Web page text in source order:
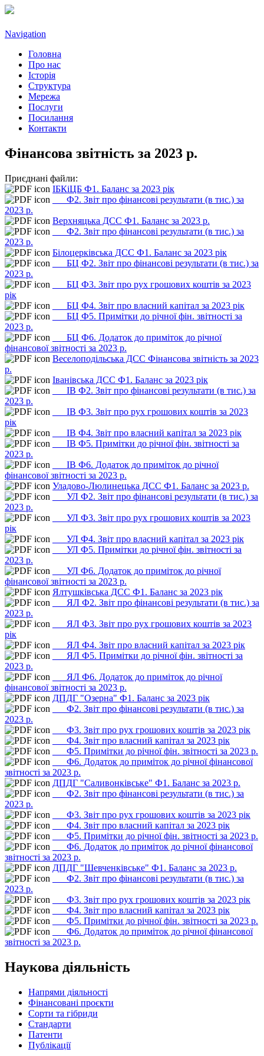
Navigation
Головна
Про нас
Історія
Структура
Мережа
Послуги
Посилання
Контакти
Фінансова звітність за 2023 р.
Приєднані файли:
ІБКіЦБ Ф1. Баланс за 2023 рік
___Ф2. Звіт про фінансові результати (в тис.) за
2023 р.
Верхняцька ДСС Ф1. Баланс за 2023 р.
___Ф2. Звіт про фінансові результати (в тис.) за
2023 р.
Білоцерківська ДСС Ф1. Баланс за 2023 рік
___БЦ Ф2. Звіт про фінансові результати (в тис.) за
2023 р.
___БЦ Ф3. Звіт про рух грошових коштів за 2023
рік
___БЦ Ф4. Звіт про власний капітал за 2023 рік
___БЦ Ф5. Примітки до річної фін. звітності за
2023 р.
___БЦ Ф6. Додаток до приміток до річної
фінансової звітності за 2023 р.
Веселоподільська ДСС Фінансова звітність за 2023
р.
Іванівська ДСС Ф1. Баланс за 2023 рік
___ІВ Ф2. Звіт про фінансові результати (в тис.) за
2023 р.
___ІВ Ф3. Звіт про рух грошових коштів за 2023
рік
___ІВ Ф4. Звіт про власний капітал за 2023 рік
___ІВ Ф5. Примітки до річної фін. звітності за
2023 р.
___ІВ Ф6. Додаток до приміток до річної
фінансової звітності за 2023 р.
Уладово-Люлинецька ДСС Ф1. Баланс за 2023 р.
___УЛ Ф2. Звіт про фінансові результати (в тис.) за
2023 р.
___УЛ Ф3. Звіт про рух грошових коштів за 2023
рік
___УЛ Ф4. Звіт про власний капітал за 2023 рік
___УЛ Ф5. Примітки до річної фін. звітності за
2023 р.
___УЛ Ф6. Додаток до приміток до річної
фінансової звітності за 2023 р.
Ялтушківська ДСС Ф1. Баланс за 2023 рік
___ЯЛ Ф2. Звіт про фінансові результати (в тис.) за
2023 р.
___ЯЛ Ф3. Звіт про рух грошових коштів за 2023
рік
___ЯЛ Ф4. Звіт про власний капітал за 2023 рік
___ЯЛ Ф5. Примітки до річної фін. звітності за
2023 р.
___ЯЛ Ф6. Додаток до приміток до річної
фінансової звітності за 2023 р.
ДПДГ "Озерна" Ф1. Баланс за 2023 рік
___Ф2. Звіт про фінансові результати (в тис.) за
2023 р.
___Ф3. Звіт про рух грошових коштів за 2023 рік
___Ф4. Звіт про власний капітал за 2023 рік
___Ф5. Примітки до річної фін. звітності за 2023 р.
___Ф6. Додаток до приміток до річної фінансової
звітності за 2023 р.
ДПДГ "Саливонківське" Ф1. Баланс за 2023 р.
___Ф2. Звіт про фінансові результати (в тис.) за
2023 р.
___Ф3. Звіт про рух грошових коштів за 2023 рік
___Ф4. Звіт про власний капітал за 2023 рік
___Ф5. Примітки до річної фін. звітності за 2023 р.
___Ф6. Додаток до приміток до річної фінансової
звітності за 2023 р.
ДПДГ "Шевченківське" Ф1. Баланс за 2023 р.
___Ф2. Звіт про фінансові результати (в тис.) за
2023 р.
___Ф3. Звіт про рух грошових коштів за 2023 рік
___Ф4. Звіт про власний капітал за 2023 рік
___Ф5. Примітки до річної фін. звітності за 2023 р.
___Ф6. Додаток до приміток до річної фінансової
звітності за 2023 р.
Наукова діяльність
Напрями діяльності
Фінансовані проєкти
Сорти та гібриди
Стандарти
Патенти
Публікації